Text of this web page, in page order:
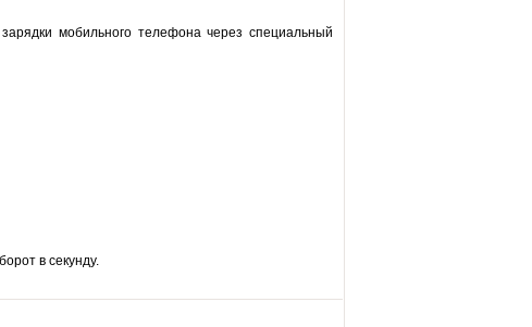
мобильного телефона через специальный
в секунду.